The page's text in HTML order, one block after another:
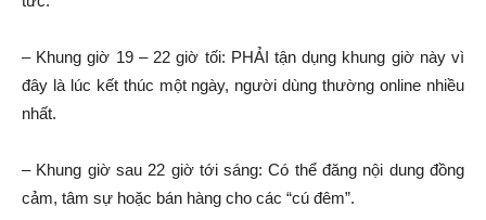
– Khung giờ 19 – 22 giờ tối: PHẢI tận dụng khung giờ này vì
đây là lúc kết thúc một ngày, người dùng thường online nhiều
nhất.
– Khung giờ sau 22 giờ tới sáng: Có thể đăng nội dung đồng
cảm, tâm sự hoặc bán hàng cho các “cú đêm”.